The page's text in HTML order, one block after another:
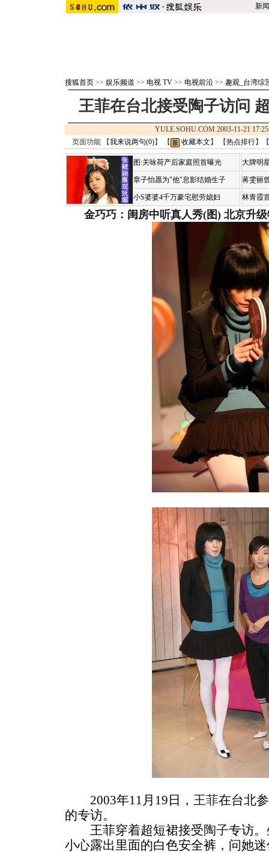
新闻
搜狐首页 >> 娱乐频道 >> 电视 TV >> 电视前沿 >> 趣观_台湾综
王菲在台北接受陶子访问
YULE.SOHU.COM 2003-11-21
页面功能 【我来说两句(0)】 【 收藏本文 】 【热点排行】【
图:关咏荷产后家庭照首曝光
章子怡愿为"他"息影结婚生子
小S婆婆4千万豪宅慰劳媳妇
大牌明
蒋雯丽
林青霞
金巧巧：闺房中听真人秀(图) 北京升
2003年11月19日， 王菲在台北
的专访。
王菲穿着超短裙接受陶子专访
小心露出里面的白色安全裤，问她